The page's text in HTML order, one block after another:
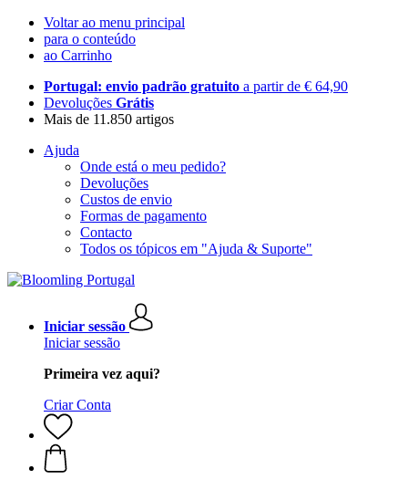
Voltar ao menu principal
para o conteúdo
ao Carrinho
Portugal: envio padrão gratuito a partir de € 64,90
Devoluções Grátis
Mais de 11.850 artigos
Ajuda
Onde está o meu pedido?
Devoluções
Custos de envio
Formas de pagamento
Contacto
Todos os tópicos em "Ajuda & Suporte"
Iniciar sessão
Iniciar sessão
Primeira vez aqui?
Criar Conta